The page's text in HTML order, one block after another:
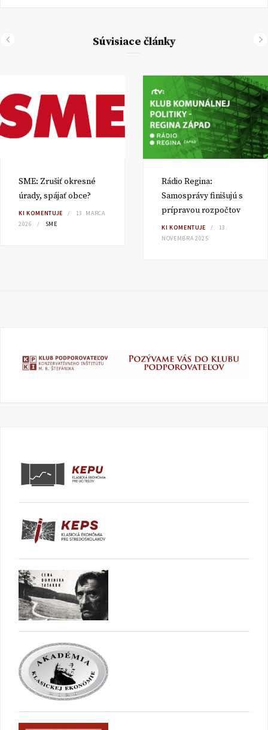
Súvisiace články
SME: Zrušiť okresné
úrady, spájať obce?
KI KOMENTUJE
13. MARCA
2026
SME
Rádio Regina:
Samosprávy finišujú s
prípravou rozpočtov
KI KOMENTUJE
13.
NOVEMBRA 2025